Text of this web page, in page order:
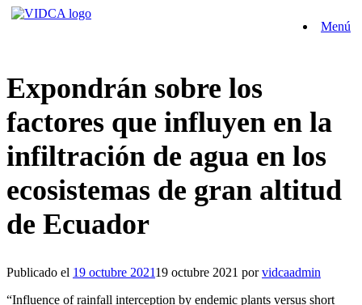
Saltar
Menú
Expondrán sobre los
factores que influyen en la
infiltración de agua en los
ecosistemas de gran altitud
de Ecuador
Publicado el 19 octubre 202119 octubre 2021 porvidcaadmin
“Influence of rainfall interception by endemic plants versus short